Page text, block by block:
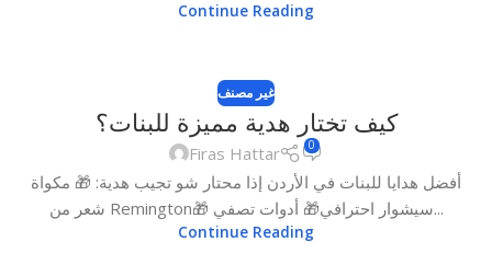
Continue Reading
غير مصنف
كيف تختار هدية مميزة للبنات؟
Firas Hattar 0
أفضل هدايا للبنات في الأردن إذا محتار شو تجيب هدية: 🎁 مكواة
شعر من Remington🎁 سيشوار احترافي🎁 أدوات تصفي...
Continue Reading